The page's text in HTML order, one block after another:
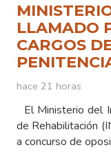
LLAMADO
CARGOS
hace 21 horas
El Ministerio del
de Rehabilitación
a concurso de